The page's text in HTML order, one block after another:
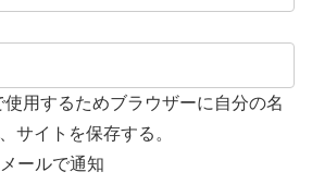
用するためブラウザーに自分の名
サイトを保存する。
ールで通知